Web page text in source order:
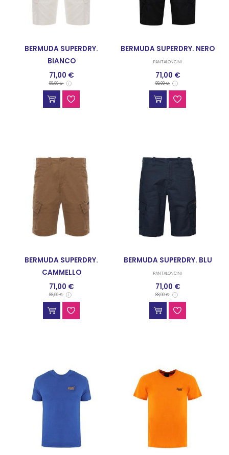
BERMUDA SUPERDRY.
BIANCO
PANTALONCINI
71,00 €
88,00 €
BERMUDA SUPERDRY. NERO
PANTALONCINI
71,00 €
88,00 €
BERMUDA SUPERDRY.
CAMMELLO
PANTALONCINI
71,00 €
88,00 €
BERMUDA SUPERDRY. BLU
PANTALONCINI
71,00 €
88,00 €